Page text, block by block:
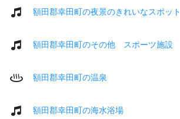
額田郡幸田町の夜景のきれいなスポット
額田郡幸田町のその他 スポーツ施設
額田郡幸田町の温泉
額田郡幸田町の海水浴場